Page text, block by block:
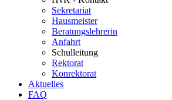
Sekretariat
Hausmeister
Beratungslehrerin
Anfahrt
Schulleitung
Rektorat
Konrektorat
Aktuelles
FAQ